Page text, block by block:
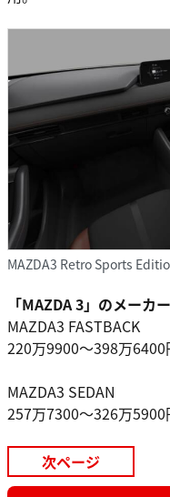
MAZDA3 Retro Sports
「MAZDA 3」のメーカ
MAZDA3 FASTBACK
220万9900～398万6400
MAZDA3 SEDAN
257万7300～326万5900
次ページ